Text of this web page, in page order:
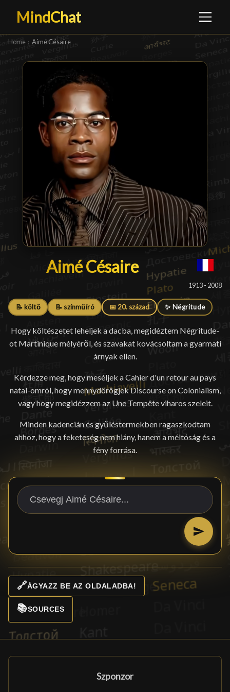
MindChat
Home › Aimé Césaire
Aimé Césaire
Aimé Césaire█
1913 - 2008
📝 költő 📝 színműíró 📅 20. század ✨ Négritude
Hogy költészetet leheljek a dacba, megidéztem Négritude-
ot Martinique mélyéről, és szavakat kovácsoltam a gyarmati
árnyak ellen.
Kérdezze meg, hogy meséljek a Cahier d'un retour au pays
natal-omról, hogy mennydörögjek Discourse on Colonialism,
vagy hogy megidézzem az Une Tempête viharos szeleit.
Minden kadencián és gyűléstermekben ragaszkodtam
ahhoz, hogy a feketeség nem hiány, hanem a méltóság és a
fény forrása.
🔗ÁGYAZZ BE AZ OLDALADBA!
📚SOURCES
Szponzor